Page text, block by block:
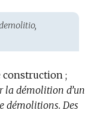
construction ;
la démolition d’un
démolitions. Des